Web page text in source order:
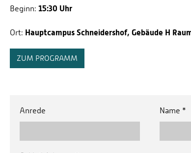
Beginn: 15:30 Uhr
Ort: Hauptcampus Schneidershof, Gebäude H
ZUM PROGRAMM
Anrede Name *